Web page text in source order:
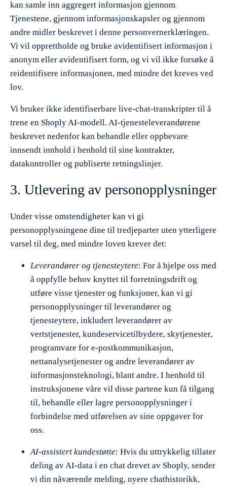
kan samle inn aggregert informasjon gjennom
Tjenestene, gjennom informasjonskapsler og gjennom
andre midler beskrevet i denne personvernerklæringen.
Vi vil opprettholde og bruke avidentifisert informasjon i
anonym eller avidentifisert form, og vi vil ikke forsøke å
reidentifisere informasjonen, med mindre det kreves ved
lov.
Vi bruker ikke identifiserbare live-chat-transkripter til å
trene en Shoply AI-modell. AI-tjenesteleverandørene
beskrevet nedenfor kan behandle eller oppbevare
innsendt innhold i henhold til sine kontrakter,
datakontroller og publiserte retningslinjer.
3. Utlevering av personopplysninger
Under visse omstendigheter kan vi gi
personopplysningene dine til tredjeparter uten ytterligere
varsel til deg, med mindre loven krever det:
Leverandører og tjenesteytere: For å hjelpe oss med
å oppfylle behov knyttet til forretningsdrift og
utføre visse tjenester og funksjoner, kan vi gi
personopplysninger til leverandører og
tjenesteytere, inkludert leverandører av
vertstjenester, kundeservicetilbydere, skytjenester,
programvare for e-postkommunikasjon,
nettanalysetjenester og andre leverandører av
informasjonsteknologi, blant andre. I henhold til
instruksjonene våre vil disse partene kun få tilgang
til, behandle eller lagre personopplysninger i
forbindelse med utførelsen av sine oppgaver for
oss.
AI-assistert kundestøtte: Hvis du uttrykkelig tillater
deling av AI-data i en chat drevet av Shoply, sender
vi din nåværende melding, nyere chathistorikk,